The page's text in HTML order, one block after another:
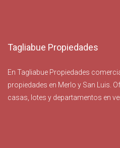
Tagliabue Propiedades
En Tagliabue Propiedades
propiedades en Merlo y San Luis.
casas, lotes y departamentos en